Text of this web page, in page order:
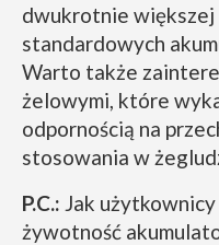
dwukrotnie większej
standardowych
Warto także
żelowymi, które
odpornością na
stosowania w
P.C.: Jak użytkownicy
żywotność